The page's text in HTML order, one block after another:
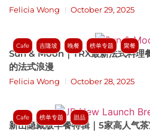
Felicia Wong October 29, 2025
Sun & Moon｜TRX最新法式料理
的法式浪漫
Felicia Wong October 28, 2025
Cafe 吉隆坡 晚餐 榜单专题 聚餐
新山隐藏版早餐特辑｜5家高人气
Cafe 榜单专题 甜品